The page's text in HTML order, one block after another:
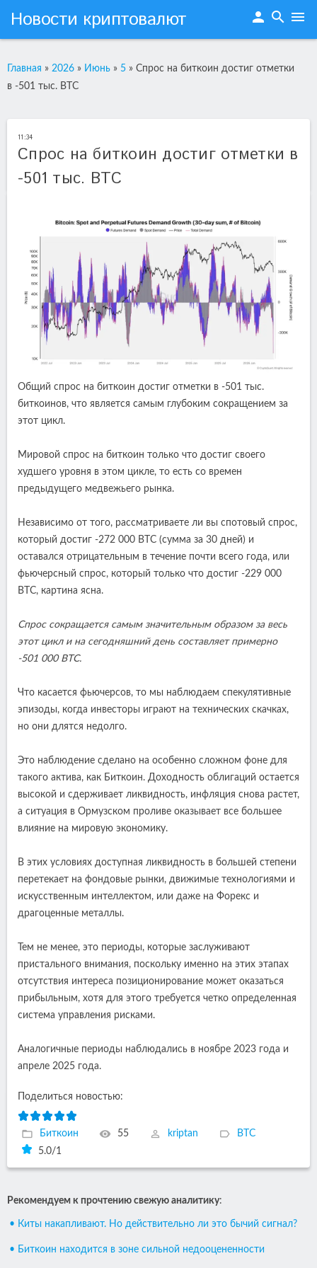
Новости криптовалют person search menu
Главная » 2026 » Июнь » 5 » Cпрос на биткоин достиг отметки
в -501 тыс. BTC
11:34
Cпрос на биткоин достиг отметки в
-501 тыс. BTC
Общий спрос на биткоин достиг отметки в -501 тыс.
биткоинов, что является самым глубоким сокращением за
этот цикл.
Мировой спрос на биткоин только что достиг своего
худшего уровня в этом цикле, то есть со времен
предыдущего медвежьего рынка.
Независимо от того, рассматриваете ли вы спотовый спрос,
который достиг -272 000 BTC (сумма за 30 дней) и
оставался отрицательным в течение почти всего года, или
фьючерсный спрос, который только что достиг -229 000
BTC, картина ясна.
Спрос сокращается самым значительным образом за весь
этот цикл и на сегодняшний день составляет примерно
-501 000 BTC.
Что касается фьючерсов, то мы наблюдаем спекулятивные
эпизоды, когда инвесторы играют на технических скачках,
но они длятся недолго.
Это наблюдение сделано на особенно сложном фоне для
такого актива, как Биткоин. Доходность облигаций остается
высокой и сдерживает ликвидность, инфляция снова растет,
а ситуация в Ормузском проливе оказывает все большее
влияние на мировую экономику.
В этих условиях доступная ликвидность в большей степени
перетекает на фондовые рынки, движимые технологиями и
искусственным интеллектом, или даже на Форекс и
драгоценные металлы.
Тем не менее, это периоды, которые заслуживают
пристального внимания, поскольку именно на этих этапах
отсутствия интереса позиционирование может оказаться
прибыльным, хотя для этого требуется четко определенная
система управления рисками.
Аналогичные периоды наблюдались в ноябре 2023 года и
апреле 2025 года.
Поделиться новостью:
Биткоин 55 kriptan
BTC
5.0/1
Рекомендуем к прочтению свежую аналитику:
• Киты накапливают. Но действительно ли это бычий сигнал?
• Биткоин находится в зоне сильной недооцененности